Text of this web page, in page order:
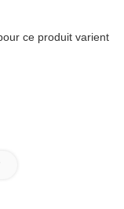
ce produit varient